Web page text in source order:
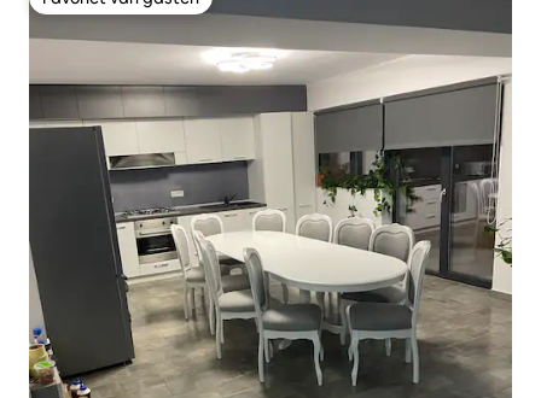
Favoriet van gasten